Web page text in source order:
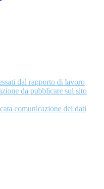
dal rapporto di lavoro
da pubblicare sul sito
comunicazione dei dati